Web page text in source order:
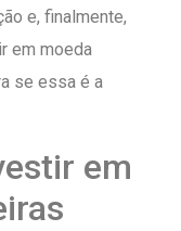
e, finalmente,
em moeda
se essa é a
em